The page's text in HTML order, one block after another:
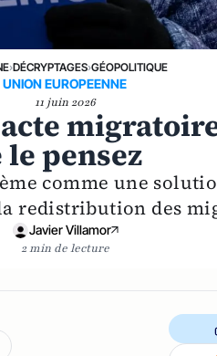
›DÉCRYPTAGES›GÉOPOLITIQUE
UNION EUROPEENNE
11 juin 2026
pensez
comme une
des
Javier Villamor
2 min de lecture